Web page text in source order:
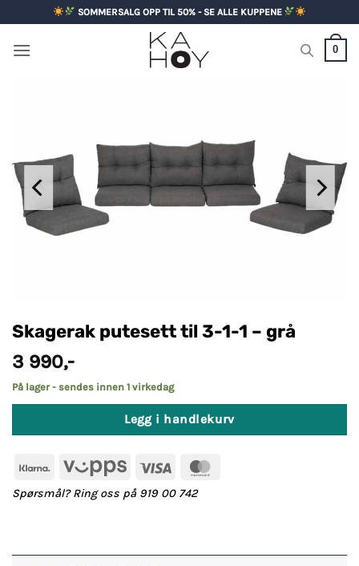
to
content
SOMMERSALG OPP TIL 50% - SE ALLE KUPPENE
0
Skagerak putesett til 3-1-1 – grå
3 990,-
På lager - sendes innen 1 virkedag
Legg i handlekurv
Klarna Vipps Visa
Spørsmål? Ring oss på 919 00 742